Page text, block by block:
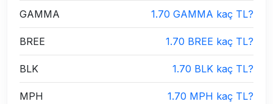
GAMMA 1.70 GAMMA kaç TL?
BREE 1.70 BREE kaç TL?
BLK 1.70 BLK kaç TL?
MPH 1.70 MPH kaç TL?